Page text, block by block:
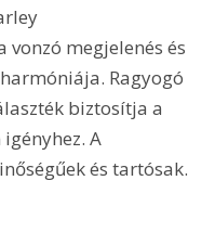
megjelenés és
Ragyogó
biztosítja a
A
és tartósak.